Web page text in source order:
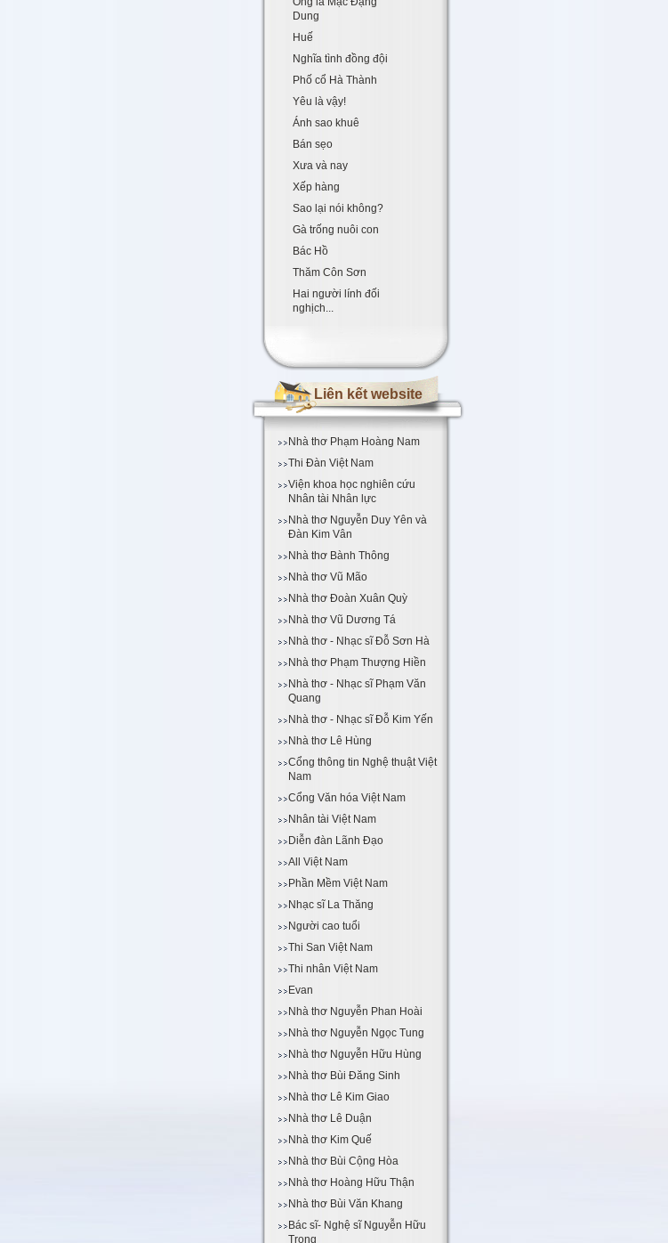
Dung
Huế
Nghĩa tình đồng đội
Phố cổ Hà Thành
Yêu là vậy!
Ánh sao khuê
Bán sẹo
Xưa và nay
Xếp hàng
Sao lại nói không?
Gà trống nuôi con
Bác Hồ
Thăm Côn Sơn
Hai người lính đối
nghịch...
Liên kết website
Nhà thơ Phạm Hoàng Nam
Thi Đàn Việt Nam
Viện khoa học nghiên cứu
Nhân tài Nhân lực
Nhà thơ Nguyễn Duy Yên và
Đàn Kim Vân
Nhà thơ Bành Thông
Nhà thơ Vũ Mão
Nhà thơ Đoàn Xuân Quỳ
Nhà thơ Vũ Dương Tá
Nhà thơ - Nhạc sĩ Đỗ Sơn Hà
Nhà thơ Phạm Thượng Hiền
Nhà thơ - Nhạc sĩ Phạm Văn
Quang
Nhà thơ - Nhạc sĩ Đỗ Kim Yến
Nhà thơ Lê Hùng
Cổng thông tin Nghệ thuật Việt
Nam
Cổng Văn hóa Việt Nam
Nhân tài Việt Nam
Diễn đàn Lãnh Đạo
All Việt Nam
Phần Mềm Việt Nam
Nhạc sĩ La Thăng
Người cao tuổi
Thi San Việt Nam
Thi nhân Việt Nam
Evan
Nhà thơ Nguyễn Phan Hoài
Nhà thơ Nguyễn Ngọc Tung
Nhà thơ Nguyễn Hữu Hùng
Nhà thơ Bùi Đăng Sinh
Nhà thơ Lê Kim Giao
Nhà thơ Lê Duận
Nhà thơ Kim Quế
Nhà thơ Bùi Cộng Hòa
Nhà thơ Hoàng Hữu Thận
Nhà thơ Bùi Văn Khang
Bác sĩ- Nghệ sĩ Nguyễn Hữu
Trọng